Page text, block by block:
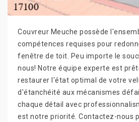
Couvreur Meuche possède
compétences requises pour
fenêtre de toit. Peu importe le
nous! Notre équipe experte est
restaurer l'état optimal de votre
d'étanchéité aux mécanismes
chaque détail avec
est notre priorité. Contactez-nous